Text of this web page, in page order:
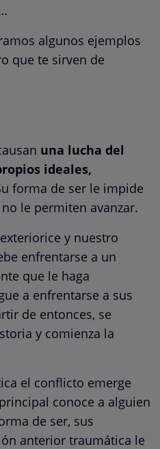
algunos ejemplos
que te sirven de
una lucha del
ideales,
forma de ser le impide
le permiten avanzar.
y nuestro
enfrentarse a un
que le haga
a enfrentarse a sus
de entonces, se
y comienza la
el conflicto emerge
conoce a alguien
de ser, sus
anterior traumática le